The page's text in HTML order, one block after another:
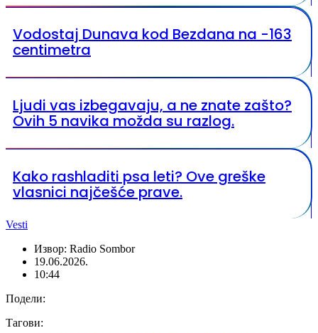
Vodostaj Dunava kod Bezdana na -163
centimetra
Ljudi vas izbegavaju, a ne znate zašto?
Ovih 5 navika možda su razlog.
Kako rashladiti psa leti? Ove greške
vlasnici najčešće prave.
Vesti
Извор: Radio Sombor
19.06.2026.
10:44
Подели:
Тагови: